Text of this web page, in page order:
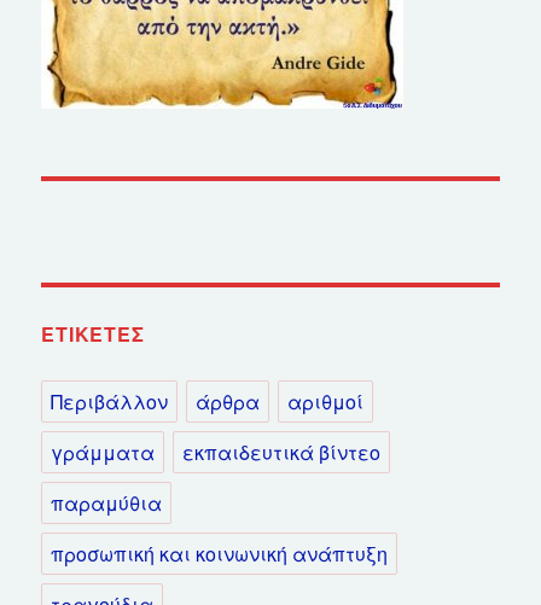
ΕΤΙΚΈΤΕΣ
Περιβάλλον άρθρα
αριθμοί
γράμματα
εκπαιδευτικά βίντεο
παραμύθια
προσωπική και κοινωνική ανάπτυξη